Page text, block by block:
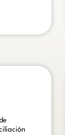
a div block.